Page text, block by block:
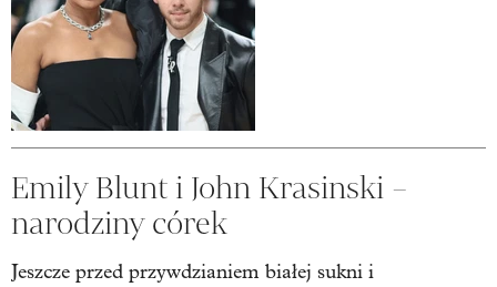
Emily Blunt i John Krasinski –
narodziny córek
Jeszcze przed przywdzianiem białej sukni i